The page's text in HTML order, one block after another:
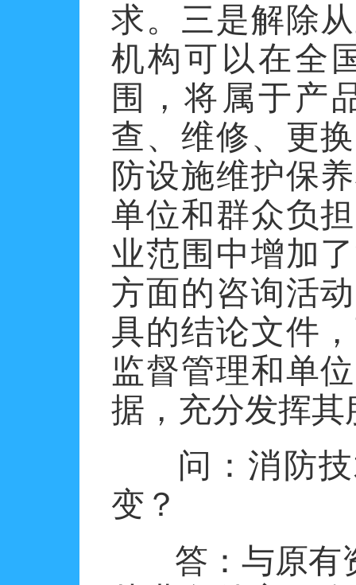
求。 三是解除
机构可以在全
围，将属于产
查、维修、 更
防设施维护保
单位和群众负
业范围中增加
方面的咨询活
具的结论文件
监督管理和单
据，充分发挥
问：消防
变？
答： 与原有